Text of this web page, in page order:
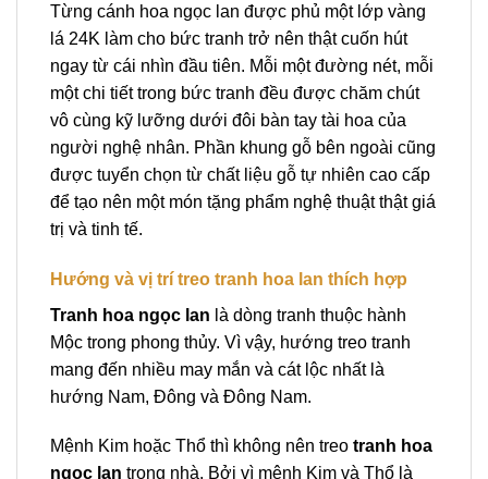
Từng cánh hoa ngọc lan được phủ một lớp vàng
lá 24K làm cho bức tranh trở nên thật cuốn hút
ngay từ cái nhìn đầu tiên. Mỗi một đường nét, mỗi
một chi tiết trong bức tranh đều được chăm chút
vô cùng kỹ lưỡng dưới đôi bàn tay tài hoa của
người nghệ nhân. Phần khung gỗ bên ngoài cũng
được tuyển chọn từ chất liệu gỗ tự nhiên cao cấp
để tạo nên một món tặng phẩm nghệ thuật thật giá
trị và tinh tế.
Hướng và vị trí treo tranh hoa lan thích hợp
Tranh hoa ngọc lan là dòng tranh thuộc hành
Mộc trong phong thủy. Vì vậy, hướng treo tranh
mang đến nhiều may mắn và cát lộc nhất là
hướng Nam, Đông và Đông Nam.
Mệnh Kim hoặc Thổ thì không nên treo tranh hoa
ngọc lan trong nhà. Bởi vì mệnh Kim và Thổ là